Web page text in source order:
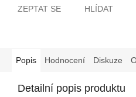
ZEPTAT SE HLÍDAT
Popis Hodnocení Diskuze
Detailní popis produktu